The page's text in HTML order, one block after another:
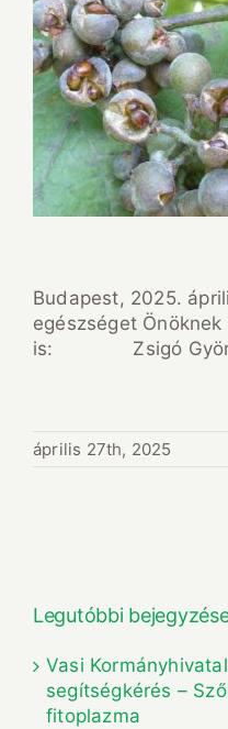
Budapest,
egészséget
is: Zsigó
április 27th, 2025
Legutóbbi
Vasi
segítségkérés –
fitoplazma